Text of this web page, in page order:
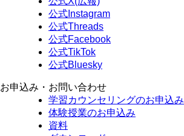
公式Instagram
公式Threads
公式Facebook
公式TikTok
公式Bluesky
お申込み・お問い合わせ
学習カウンセリングのお申込み
体験授業のお申込み
資料